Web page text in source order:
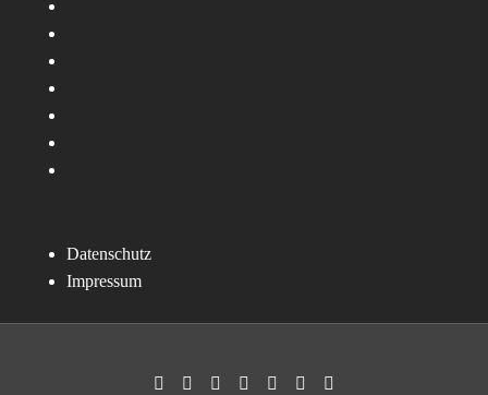
Datenschutz
Impressum